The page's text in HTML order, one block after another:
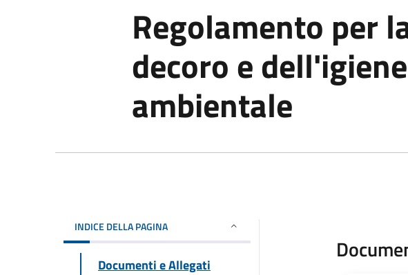
Regolamento per
decoro e dell'igiene
ambientale
INDICE DELLA PAGINA
Documenti e Allegati